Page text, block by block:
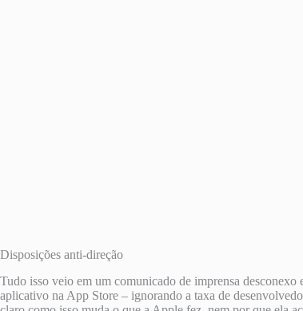
Disposições anti-direção
Tudo isso veio em um comunicado de imprensa
aplicativo na App Store – ignorando a taxa de